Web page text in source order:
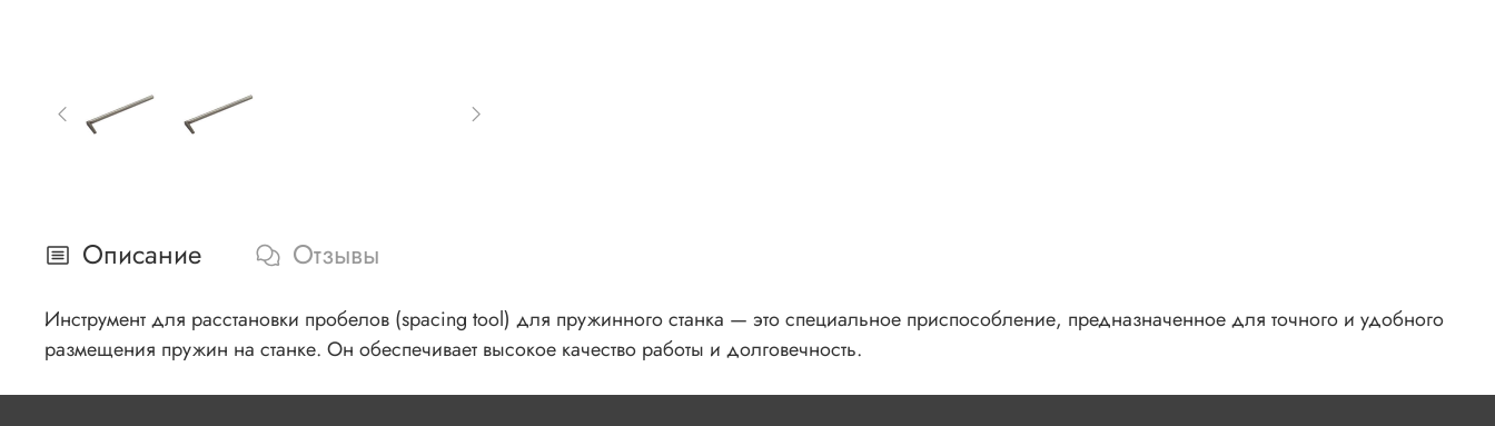
Описание Отзывы
Инструмент для расстановки пробелов (spacing tool) для пружинного станка — это специальное приспособление, предназначенное для точного и удобного
размещения пружин на станке. Он обеспечивает высокое качество работы и долговечность.